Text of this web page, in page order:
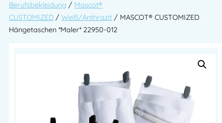
Berufsbekleidung / Mascot®
CUSTOMIZED / Weiß/Anthrazit / MASCOT® CUSTOMIZED
Hängetaschen *Maler* 22950-012